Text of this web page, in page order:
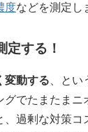
度などを測定し
定する！
変動する 、と
でたまたま
過剰な対策